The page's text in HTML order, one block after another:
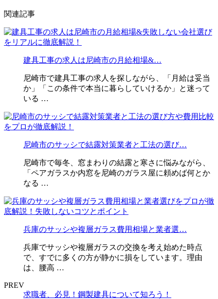
関連記事
建具工事の求人は尼崎市の月給相場&…
尼崎市で建具工事の求人を探しながら、「月給は妥当
か」「この条件で本当に暮らしていけるか」と迷って
いる …
尼崎市のサッシで結露対策業者と工法の選び…
尼崎市で毎冬、窓まわりの結露と寒さに悩みながら、
「ペアガラスか内窓を尼崎のガラス屋に頼めば何とか
なる …
兵庫のサッシや複層ガラス費用相場と業者選…
兵庫でサッシや複層ガラスの交換を考え始めた時点
で、すでに多くの方が静かに損をしています。理由
は、腰高 …
PREV
求職者、必見！鋼製建具について知ろう！